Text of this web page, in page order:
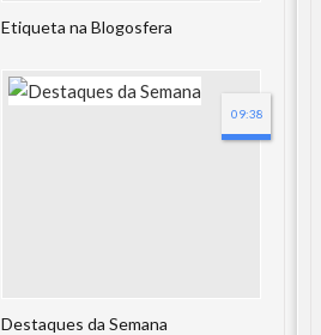
Etiqueta na Blogosfera
Destaques da Semana
09:38